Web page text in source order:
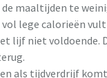
maaltijden te
lege calorieën vult
lijf niet voldoende.
als tijdverdrijf komt